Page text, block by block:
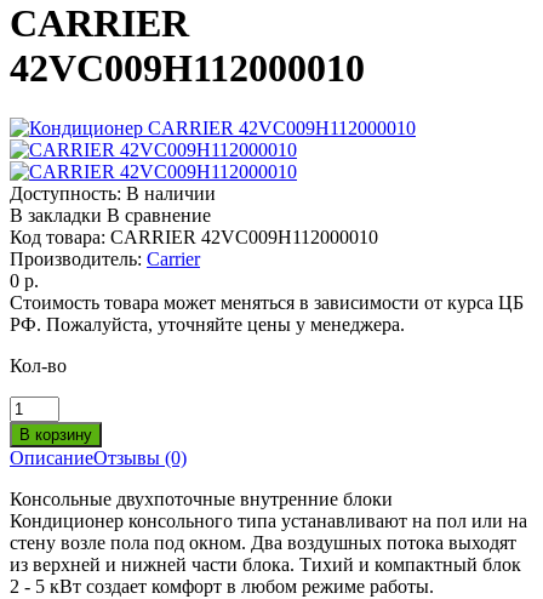
CARRIER
42VC009H112000010
Доступность: В наличии
В закладки В сравнение
Код товара: CARRIER 42VC009H112000010
Производитель: Carrier
0 р.
Стоимость товара может меняться в зависимости от курса ЦБ
РФ. Пожалуйста, уточняйте цены у менеджера.
Кол-во
ОписаниеОтзывы (0)
Консольные двухпоточные внутренние блоки
Кондиционер консольного типа устанавливают на пол или на
стену возле пола под окном. Два воздушных потока выходят
из верхней и нижней части блока. Тихий и компактный блок
2 - 5 кВт создает комфорт в любом режиме работы.